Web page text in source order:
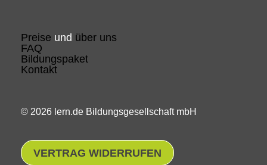
Preise und über uns
FAQ
Bildungspaket
Kontakt
© 2026 lern.de Bildungsgesellschaft mbH
VERTRAG WIDERRUFEN